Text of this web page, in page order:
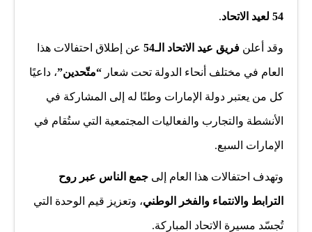
54 لعيد الاتحاد .
وقد أعلن فريق عيد الاتحاد الـ54 عن إطلاق احتفالات هذا
العام في مختلف أنحاء الدولة تحت شعار “متّحدين”، داعيًا
كل من يعتبر دولة الإمارات وطنًا له إلى المشاركة في
الأنشطة والتجارب والفعاليات المجتمعية التي ستُقام في
الإمارات السبع.
وتهدف احتفالات هذا العام إلى جمع الناس عبر روح
الترابط والانتماء والفخر الوطني، وتعزيز قيم الوحدة التي
تُجسّد مسيرة الاتحاد المباركة.